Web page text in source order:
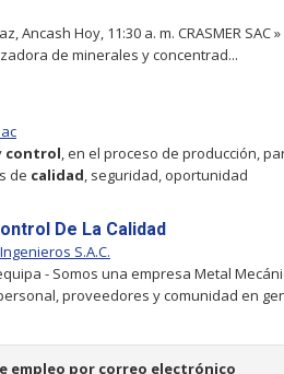
Ancash Hoy, 11:30 a. m. CRASMER SAC
de minerales y concentrad...
control, en el proceso de producción,
de calidad, seguridad, oportunidad
De La Calidad
S.A.C.
- Somos una empresa Metal
proveedores y comunidad en
empleo por correo electrónico